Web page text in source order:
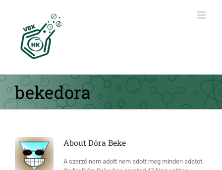
bekedora
About Dóra Beke
A szerző nem adott nem adott meg minden adatot.